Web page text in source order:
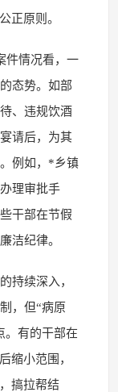
正原则。
件情况看，一
态势。如部
、违规饮酒
请后，为其
例如，*乡镇
理审批手
干部在节假
洁纪律。
持续深入，
，但“病原
。有的干部在
缩小范围，
搞拉帮结